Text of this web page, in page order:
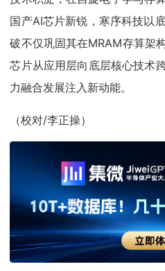
国产AI芯片新锐，寒序科技以
破不仅巩固其在MRAM存算架
芯片从应用层向底层核心技术
力融合发展注入新动能。
（校对/李正操）